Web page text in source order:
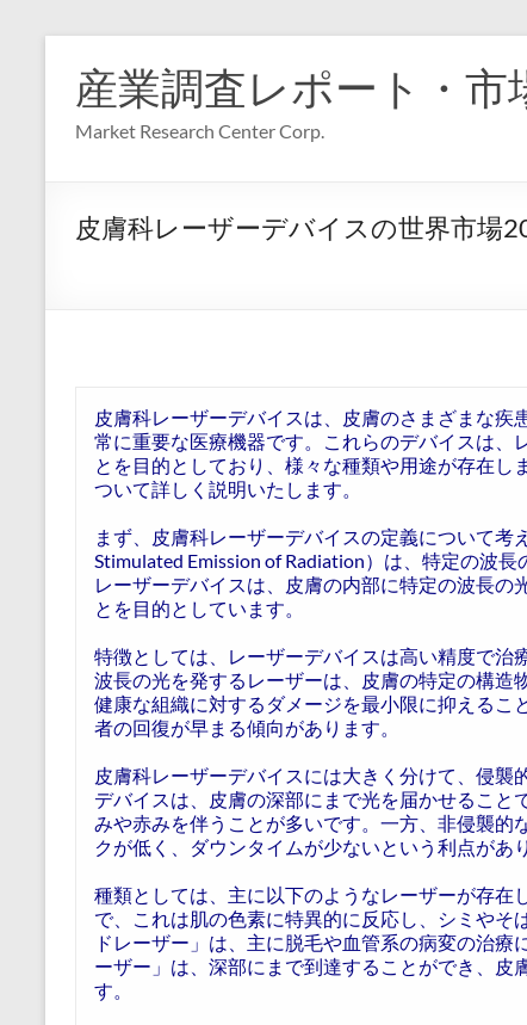
産業調査レポート・市
Market Research Center Corp.
皮膚科レーザーデバイスの世界市場
皮膚科レーザーデバイスは、皮膚のさまざまな
常に重要な医療機器です。これらのデバイスは、
とを目的としており、様々な種類や用途が存在
ついて詳しく説明いたします。
まず、皮膚科レーザーデバイスの定義について
Stimulated Emission of Radiation）は、特定の波
レーザーデバイスは、皮膚の内部に特定の波長の
とを目的としています。
特徴としては、レーザーデバイスは高い精度で
波長の光を発するレーザーは、皮膚の特定の構
健康な組織に対するダメージを最小限に抑えるこ
者の回復が早まる傾向があります。
皮膚科レーザーデバイスには大きく分けて、侵
デバイスは、皮膚の深部にまで光を届かせるこ
みや赤みを伴うことが多いです。一方、非侵襲的
クが低く、ダウンタイムが少ないという利点があ
種類としては、主に以下のようなレーザーが存在
で、これは肌の色素に特異的に反応し、シミや
ドレーザー」は、主に脱毛や血管系の病変の治
ーザー」は、深部にまで到達することができ、皮
す。